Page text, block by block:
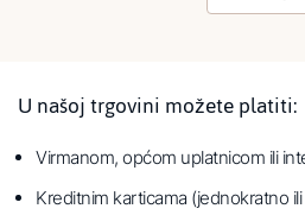
U našoj trgovini možete platiti:
Virmanom, općom uplatnicom ili
Kreditnim karticama (jednokratno